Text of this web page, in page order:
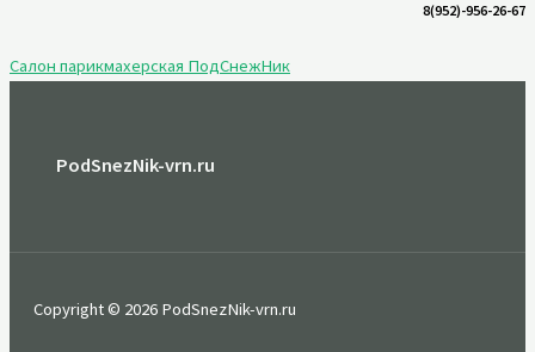
8(952)-956-26-67
Салон парикмахерская ПодСнежНик
PodSnezNik-vrn.ru
Copyright © 2026 PodSnezNik-vrn.ru